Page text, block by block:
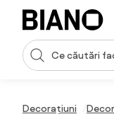
Sari peste navigare,
Introducerea
Decorațiuni